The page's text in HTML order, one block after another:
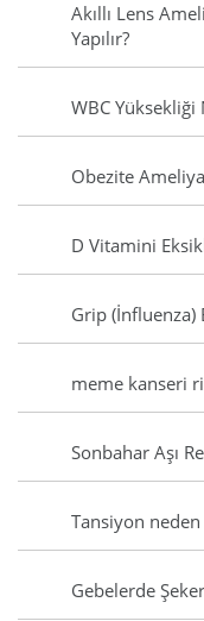
Akıllı Lens
Yapılır?
WBC Yüksekliği
Obezite
D Vitamini
Grip (İnfluenza)
meme kanseri
Sonbahar Aşı
Tansiyon
Gebelerde